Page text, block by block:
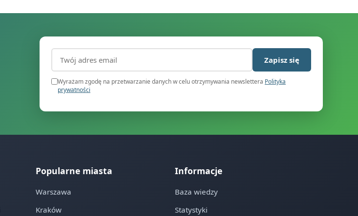
Adres email (wymagany)
Zapisz się
Wyrażam zgodę na przetwarzanie danych w celu otrzymywania newslettera Polityka
prywatności
Popularne miasta
Warszawa
Kraków
Informacje
Baza wiedzy
Statystyki